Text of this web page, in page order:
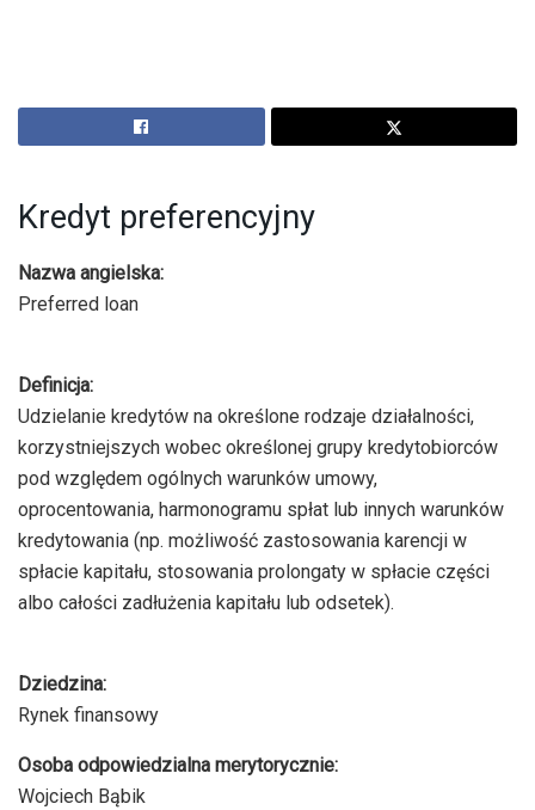
Kredyt preferencyjny
Nazwa angielska:
Preferred loan
Definicja:
Udzielanie kredytów na określone rodzaje działalności,
korzystniejszych wobec określonej grupy kredytobiorców
pod względem ogólnych warunków umowy,
oprocentowania, harmonogramu spłat lub innych warunków
kredytowania (np. możliwość zastosowania karencji w
spłacie kapitału, stosowania prolongaty w spłacie części
albo całości zadłużenia kapitału lub odsetek).
Dziedzina:
Rynek finansowy
Osoba odpowiedzialna merytorycznie:
Wojciech Bąbik